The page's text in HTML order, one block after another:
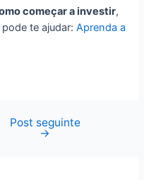
começar a investir,
te ajudar:Aprenda a
Post seguinte
→